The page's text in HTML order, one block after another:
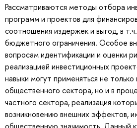
Рассматриваются методы отбора
программ и проектов для
соотношения издержек и выгод, в
бюджетного ограничения. Особое
вопросам идентификации и оценки
реализацией инвестиционных
навыки могут применяться не только
общественного сектора, но и в
частного сектора, реализация
возникновению внешних эффектов,